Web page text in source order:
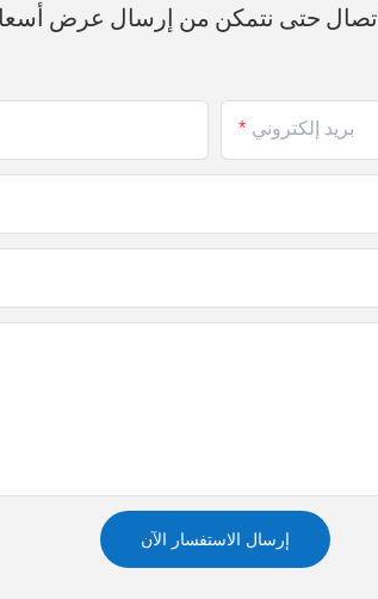
حتى نتمكن من إرسال عرض
بريد إلكتروني
إرسال الاستفسار الآن